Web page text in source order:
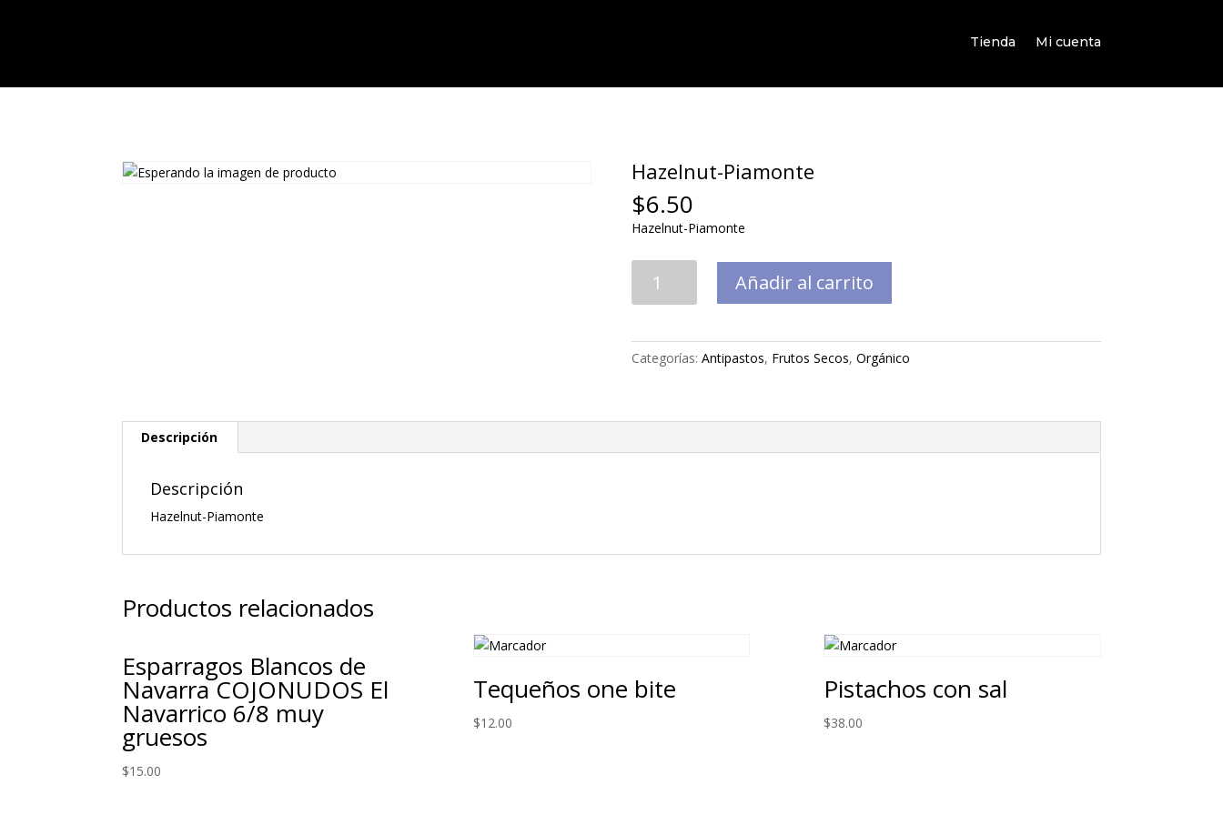
Tienda Mi cuenta
Hazelnut-Piamonte
$6.50
Hazelnut-Piamonte
Piamonte
Añadir al carrito
Categorías: Antipastos, Frutos Secos, Orgánico
Descripción
Descripción
Hazelnut-Piamonte
Productos relacionados
Esparragos Blancos de
Navarra COJONUDOS El
Navarrico 6/8 muy
gruesos
$15.00
Tequeños one bite
$12.00
Pistachos con sal
$38.00